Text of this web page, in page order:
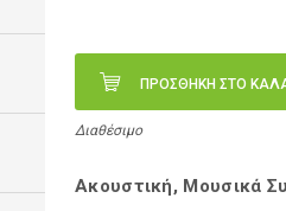
ΠΡΟΣΘΗΚΗ ΣΤΟ
Διαθέσιμο
Ακουστική, Μουσικά